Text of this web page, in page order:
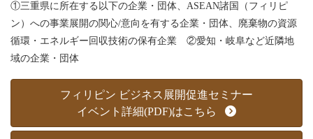
①三重県に所在する以下の企業・団体、ASEAN諸国（フィリピ
ン）への事業展開の関心/意向を有する企業・団体、廃棄物の資源
循環・エネルギー回収技術の保有企業 ②愛知・岐阜など近隣地
域の企業・団体
フィリピン ビジネス展開促進セミナー
イベント詳細(PDF)はこちら